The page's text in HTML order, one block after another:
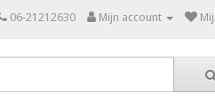
06-21212630 Mijn account